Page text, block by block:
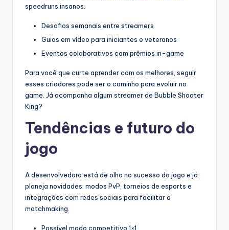
speedruns insanos.
Desafios semanais entre streamers
Guias em vídeo para iniciantes e veteranos
Eventos colaborativos com prêmios in-game
Para você que curte aprender com os melhores, seguir
esses criadores pode ser o caminho para evoluir no
game. Já acompanha algum streamer de Bubble Shooter
King?
Tendências e futuro do
jogo
A desenvolvedora está de olho no sucesso do jogo e já
planeja novidades: modos PvP, torneios de esports e
integrações com redes sociais para facilitar o
matchmaking.
Possível modo competitivo 1×1